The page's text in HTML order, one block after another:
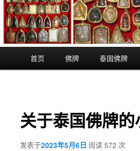
首页 佛牌 泰国佛牌
关于泰国佛牌
发表于2023年5月6日 阅读 572 次